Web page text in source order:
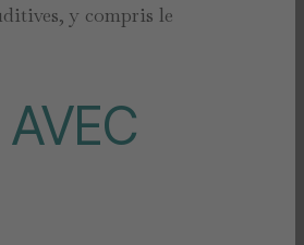
y compris le